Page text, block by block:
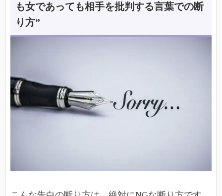
も女であっても相手を批判する言葉での断
り方”